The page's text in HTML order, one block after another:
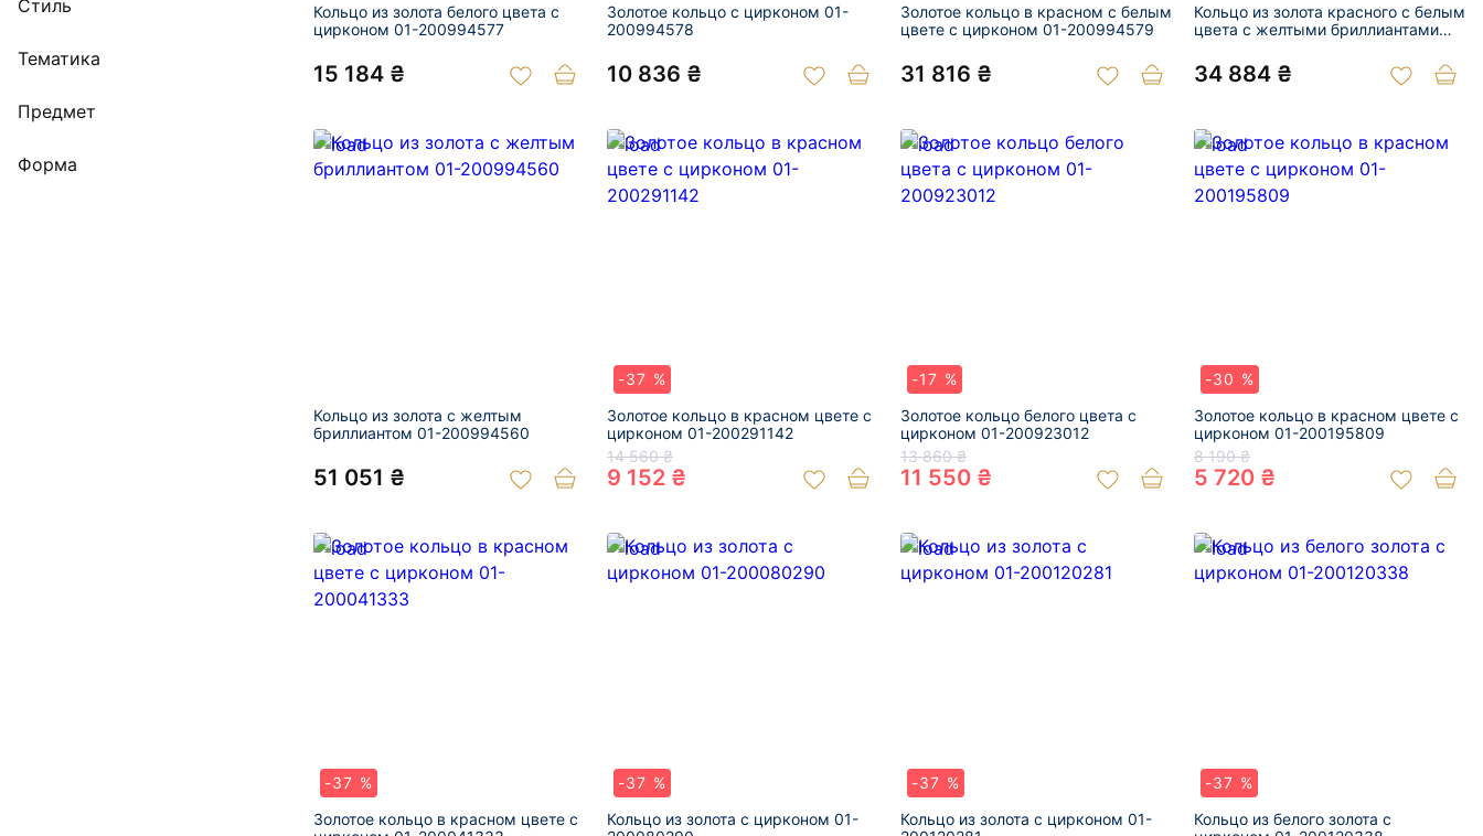
Кольцо из золота белого цвета с
цирконом 01-200994577
15 184 ₴
Золотое кольцо с цирконом 01-
200994578
10 836 ₴
Золотое кольцо в красном с белым
цвете с цирконом 01-200994579
31 816 ₴
Кольцо из золота красного с белым
цвета с желтыми бриллиантами
34 884 ₴
Кольцо из золота с желтым
бриллиантом 01-200994560
51 051 ₴
-37 %
Золотое кольцо в красном цвете с
цирконом 01-200291142
14 560 ₴
9 152 ₴
-17 %
Золотое кольцо белого цвета с
цирконом 01-200923012
13 860 ₴
11 550 ₴
-30 %
Золотое кольцо в красном цвете с
цирконом 01-200195809
8 190 ₴
5 720 ₴
-37 %
Золотое кольцо в красном цвете с
-37 %
Кольцо из золота с цирконом 01-
-37 %
Кольцо из золота с цирконом 01-
-37 %
Кольцо из белого золота с
Стиль
Тематика
Предмет
Форма